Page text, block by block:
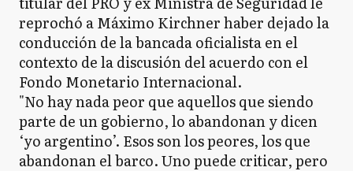
reprochó a Máximo Kirchner haber dejado la
conducción de la bancada oficialista en el
contexto de la discusión del acuerdo con el
Fondo Monetario Internacional.
"No hay nada peor que aquellos que siendo
parte de un gobierno, lo abandonan y dicen
‘yo argentino’. Esos son los peores, los que
abandonan el barco. Uno puede criticar, pero